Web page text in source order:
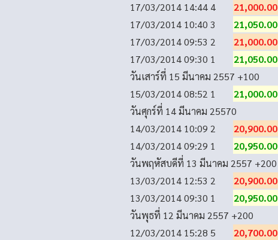
17/03/2014 14:44 4 21,000.00
17/03/2014 10:40 3 21,050.00
17/03/2014 09:53 2 21,000.00
17/03/2014 09:30 1 21,050.00
วันเสาร์ที่ 15 มีนาคม 2557 +100
15/03/2014 08:52 1 21,000.00
วันศุกร์ที่ 14 มีนาคม 25570
14/03/2014 10:09 2 20,900.00
14/03/2014 09:29 1 20,950.00
วันพฤหัสบดีที่ 13 มีนาคม 2557 +200
13/03/2014 12:53 2 20,900.00
13/03/2014 09:30 1 20,950.00
วันพุธที่ 12 มีนาคม 2557 +200
12/03/2014 15:28 5 20,700.00